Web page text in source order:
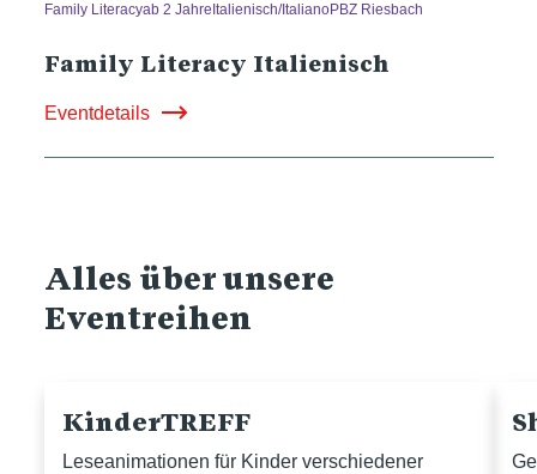
Family Literacyab 2 Jahre Italienisch/ItalianoPBZ Riesbach
Family Literacy Italienisch
Eventdetails
Alles über unsere
Eventreihen
KinderTREFF
Leseanimationen für Kinder verschiedener